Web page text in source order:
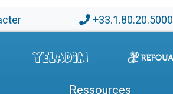
+33.1.80.20.5000
Ressources